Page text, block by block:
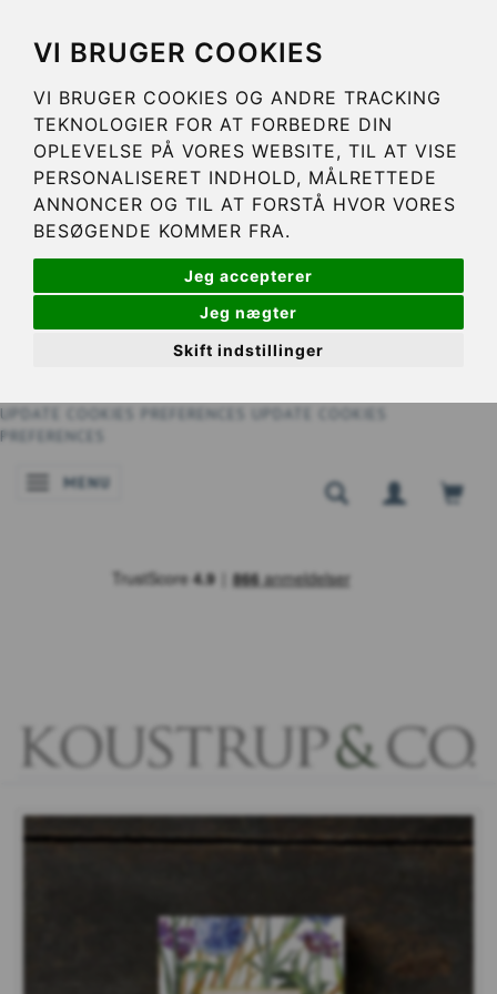
VI BRUGER COOKIES
VI BRUGER COOKIES OG ANDRE TRACKING
TEKNOLOGIER FOR AT FORBEDRE DIN
OPLEVELSE PÅ VORES WEBSITE, TIL AT VISE
PERSONALISERET INDHOLD, MÅLRETTEDE
ANNONCER OG TIL AT FORSTÅ HVOR VORES
BESØGENDE KOMMER FRA.
Jeg accepterer
Jeg nægter
Skift indstillinger
UPDATE COOKIES PREFERENCES
UPDATE COOKIES
PREFERENCES
SKIFTE NAVIGATION
MENU